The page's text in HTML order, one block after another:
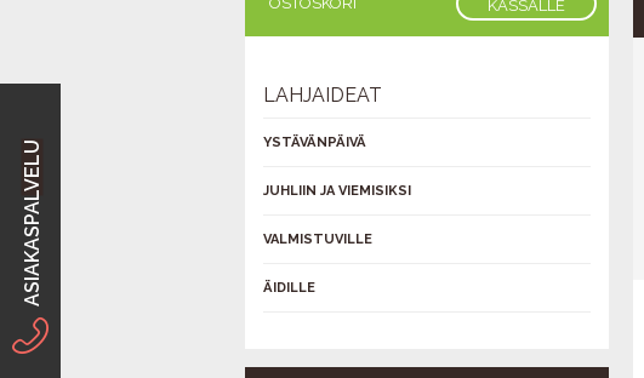
KASSALLE
LAHJAIDEAT
YSTÄVÄNPÄIVÄ
JUHLIIN JA VIEMISIKSI
VALMISTUVILLE
ÄIDILLE
ASIAKASPALVELU